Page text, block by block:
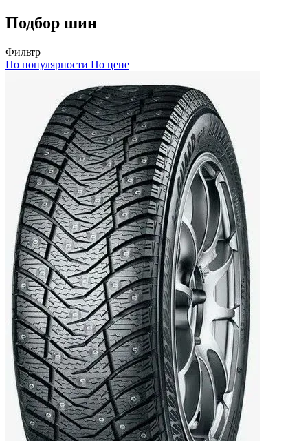
Подбор шин
Фильтр
По популярности По цене